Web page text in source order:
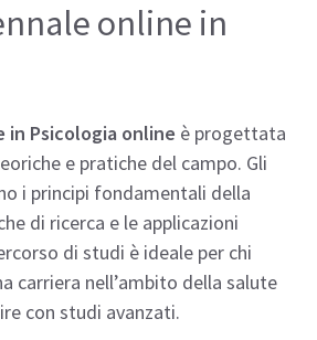
online in
in Psicologia online è progettata
e pratiche del campo. Gli
i principi fondamentali della
di ricerca e le applicazioni
di studi è ideale per chi
carriera nell’ambito della salute
con studi avanzati.